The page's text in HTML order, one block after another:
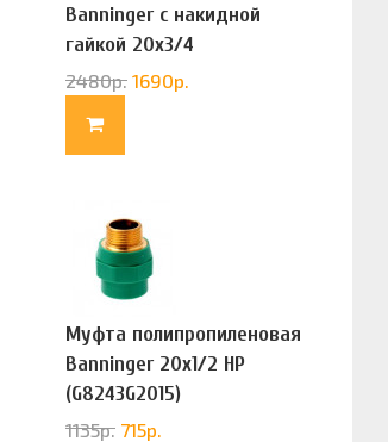
Banninger с накидной
гайкой 20х3/4
(G83322020)
2480р. 1690р.
Муфта полипропиленовая
Banninger 20х1/2 НР
(G8243G2015)
1135р. 715р.